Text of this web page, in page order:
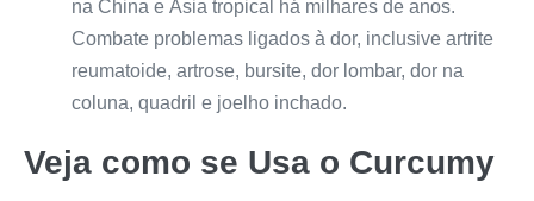
na China e Ásia tropical há milhares de anos.
Combate problemas ligados à dor, inclusive artrite
reumatoide, artrose, bursite, dor lombar, dor na
coluna, quadril e joelho inchado.
Veja como se Usa o Curcumy